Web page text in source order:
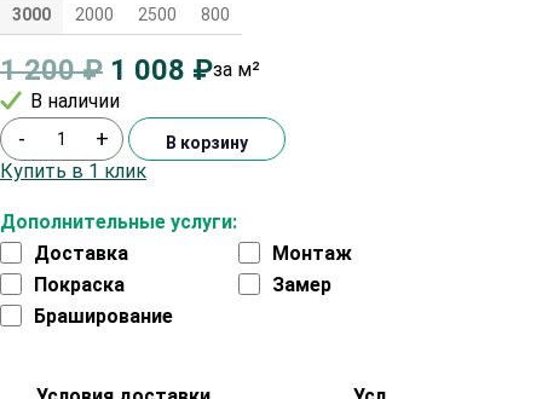
3000 2000 2500 800
1 200₽ 1 008 ₽за м²
В наличии
Дополнительные услуги:
Доставка
Монтаж
Покраска
Замер
Браширование
- + В корзину
Купить в 1 клик